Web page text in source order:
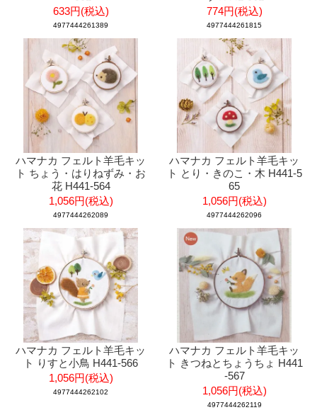
633円(税込)
4977444261389
774円(税込)
4977444261815
ハマナカ フェルト羊毛キッ
ト ちょう・はりねずみ・お
花 H441-564
1,056円(税込)
4977444262089
ハマナカ フェルト羊毛キッ
ト とり・きのこ・木 H441-5
65
1,056円(税込)
4977444262096
ハマナカ フェルト羊毛キッ
ト りすと小鳥 H441-566
1,056円(税込)
4977444262102
ハマナカ フェルト羊毛キッ
ト きつねとちょうちょ H441
-567
1,056円(税込)
4977444262119